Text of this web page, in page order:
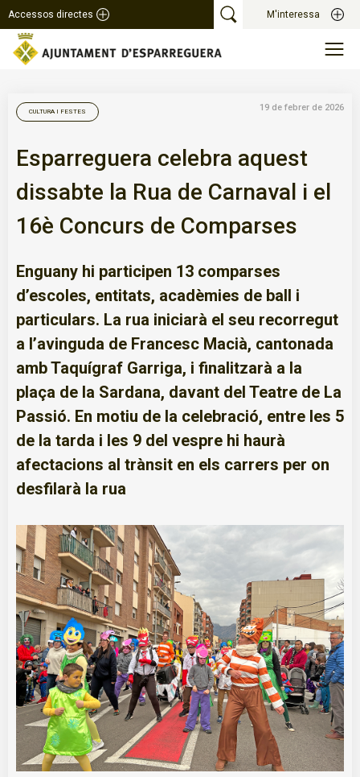
Accessos directes M'interessa
CULTURA I FESTES 19 de febrer de 2026
Esparreguera celebra aquest
dissabte la Rua de Carnaval i el
16è Concurs de Comparses
Enguany hi participen 13 comparses
d’escoles, entitats, acadèmies de ball i
particulars. La rua iniciarà el seu recorregut
a l’avinguda de Francesc Macià, cantonada
amb Taquígraf Garriga, i finalitzarà a la
plaça de la Sardana, davant del Teatre de La
Passió. En motiu de la celebració, entre les 5
de la tarda i les 9 del vespre hi haurà
afectacions al trànsit en els carrers per on
desfilarà la rua